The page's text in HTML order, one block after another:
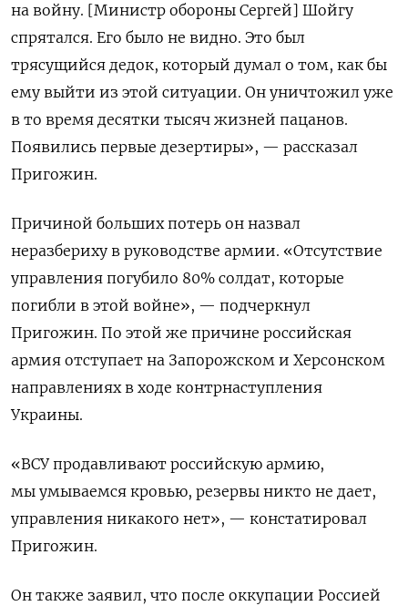
на войну. [Министр обороны Сергей] Шойгу
спрятался. Его было не видно. Это был
трясущийся дедок, который думал о том, как бы
ему выйти из этой ситуации. Он уничтожил уже
в то время десятки тысяч жизней пацанов.
Появились первые дезертиры», — рассказал
Пригожин.
Причиной больших потерь он назвал
неразбериху в руководстве армии. «Отсутствие
управления погубило 80% солдат, которые
погибли в этой войне», — подчеркнул
Пригожин. По этой же причине российская
армия отступает на Запорожском и Херсонском
направлениях в ходе контрнаступления
Украины.
«ВСУ продавливают российскую армию,
мы умываемся кровью, резервы никто не дает,
управления никакого нет», — констатировал
Пригожин.
Он также заявил, что после оккупации Россией